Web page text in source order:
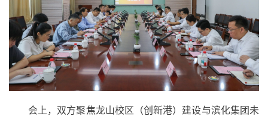
会上，双方聚焦龙山校区（创新港）建设与滨化集团未